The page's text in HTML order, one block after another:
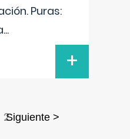
Puras:
...
+
2Siguiente >